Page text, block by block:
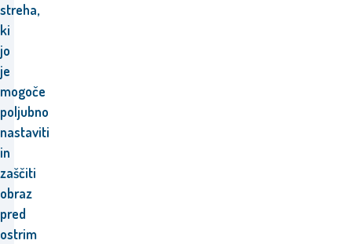
streha,
ki
jo
je
mogoče
poljubno
nastaviti
in
zaščiti
obraz
pred
ostrim